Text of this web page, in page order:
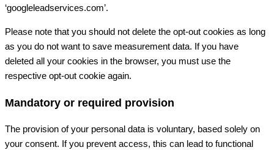
‘googleleadservices.com’.
Please note that you should not delete the opt-out cookies as long
as you do not want to save measurement data. If you have
deleted all your cookies in the browser, you must use the
respective opt-out cookie again.
Mandatory or required provision
The provision of your personal data is voluntary, based solely on
your consent. If you prevent access, this can lead to functional